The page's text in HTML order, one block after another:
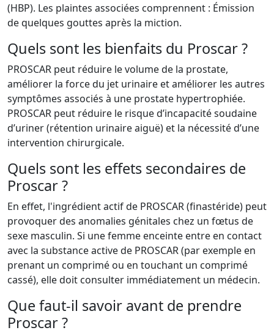
(HBP). Les plaintes associées comprennent : Émission
de quelques gouttes après la miction.
Quels sont les bienfaits du Proscar ?
PROSCAR peut réduire le volume de la prostate,
améliorer la force du jet urinaire et améliorer les autres
symptômes associés à une prostate hypertrophiée.
PROSCAR peut réduire le risque d’incapacité soudaine
d’uriner (rétention urinaire aiguë) et la nécessité d’une
intervention chirurgicale.
Quels sont les effets secondaires de
Proscar ?
En effet, l'ingrédient actif de PROSCAR (finastéride) peut
provoquer des anomalies génitales chez un fœtus de
sexe masculin. Si une femme enceinte entre en contact
avec la substance active de PROSCAR (par exemple en
prenant un comprimé ou en touchant un comprimé
cassé), elle doit consulter immédiatement un médecin.
Que faut-il savoir avant de prendre
Proscar ?